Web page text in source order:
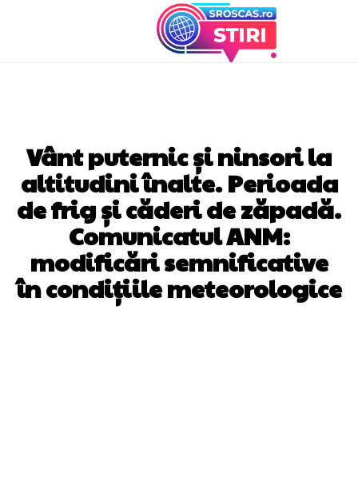
Vânt puternic și ninsori la
altitudini înalte. Perioada
de frig și căderi de zăpadă.
Comunicatul ANM:
modificări semnificative
în condițiile meteorologice